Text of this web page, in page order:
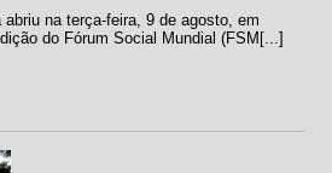
na terça-feira, 9 de agosto, em
do Fórum Social Mundial (FSM[...]